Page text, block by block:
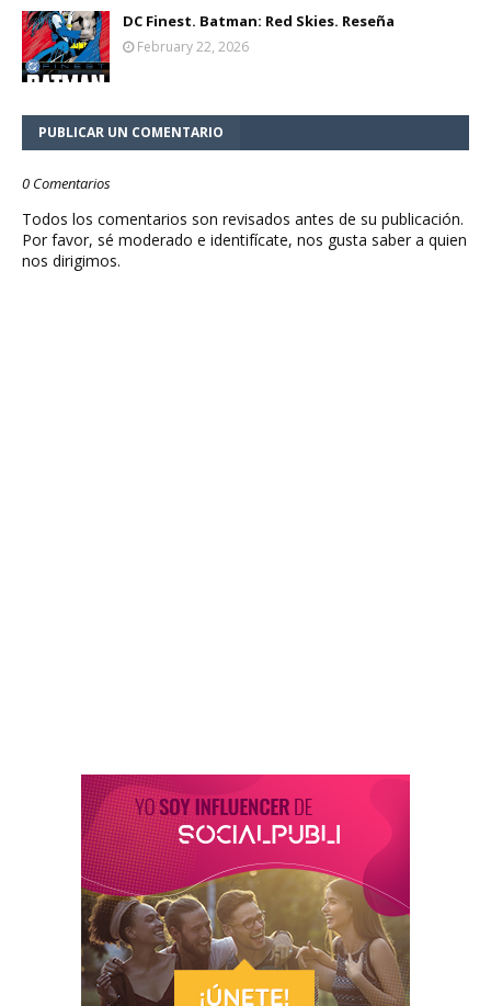
DC Finest. Batman: Red Skies. Reseña
February 22, 2026
PUBLICAR UN COMENTARIO
0 Comentarios
Todos los comentarios son revisados antes de su publicación.
Por favor, sé moderado e identifícate, nos gusta saber a quien
nos dirigimos.